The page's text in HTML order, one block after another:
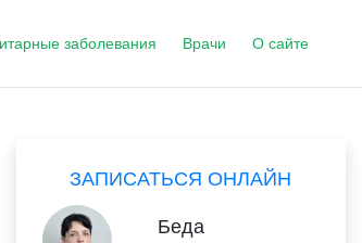
заболевания Врачи О сайте
ЗАПИСАТЬСЯ ОНЛАЙН
Беда